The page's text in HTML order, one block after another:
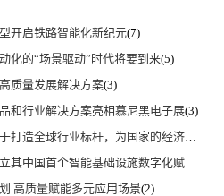
开启铁路智能化新纪元(7)
化的“场景驱动”时代将要到来(5)
质量发展解决方案(3)
和行业解决方案亮相慕尼黑电子展(3)
济高质量发展贡献更大力量|上海电气集团党委书记、董事长吴磊来访
中国首个智能基础设施数字化赋能中心
高质量赋能多元应用场景(2)